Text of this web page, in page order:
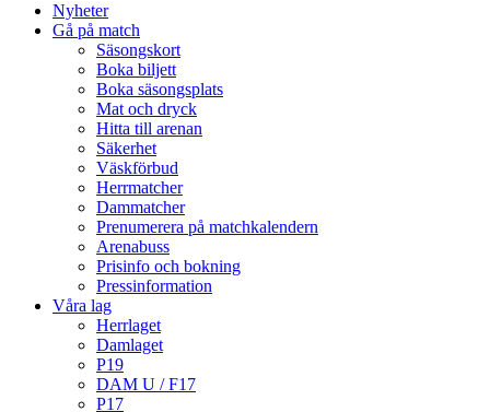
Nyheter
Gå på match
Säsongskort
Boka biljett
Boka säsongsplats
Mat och dryck
Hitta till arenan
Säkerhet
Väskförbud
Herrmatcher
Dammatcher
Prenumerera på matchkalendern
Arenabuss
Prisinfo och bokning
Pressinformation
Våra lag
Herrlaget
Damlaget
P19
DAM U / F17
P17